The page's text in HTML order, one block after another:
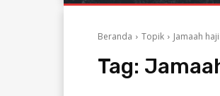
Beranda Topik Jamaah
Tag: